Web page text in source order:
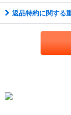
返品特約に関する